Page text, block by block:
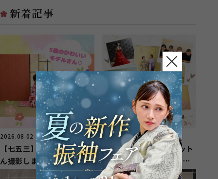
新着記事
2026.08.02
【七五三】可愛いモデルさ
ん撮影しました♡【富士】
2026.07.27
成人式の前撮りのメリット
6選「写真はいらない」と
思っている方へ